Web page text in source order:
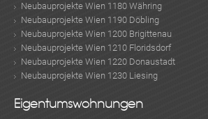
Neubauprojekte Wien 1180 Währing
Neubauprojekte Wien 1190 Döbling
Neubauprojekte Wien 1200 Brigittenau
Neubauprojekte Wien 1210 Floridsdorf
Neubauprojekte Wien 1220 Donaustadt
Neubauprojekte Wien 1230 Liesing
Eigentumswohnungen